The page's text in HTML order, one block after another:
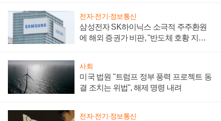
전자·전기·정보통신
삼성전자 SK하이닉스 소극적 주주환원
에 해외 증권가 비판, "반도체 호황 지속
사회
미국 법원 "트럼프 정부 풍력 프로젝트 동
결 조치는 위법", 해제 명령 내려
전자·전기·정보통신